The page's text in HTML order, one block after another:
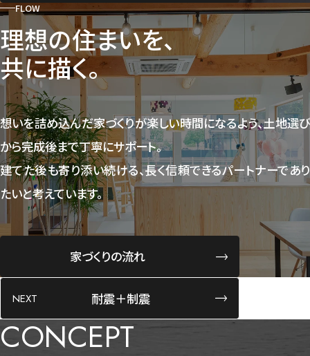
FLOW
理想の住まいを、
共に描く。
想いを詰め込んだ家づくりが楽しい時間になるよう、土地選び
から完成後まで丁寧にサポート。
建てた後も寄り添い続ける、長く信頼できるパートナーであり
たいと考えています。
家づくりの流れ
耐震＋制震
CONCEPT